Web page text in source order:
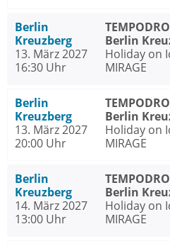
Berlin
Kreuzberg
13. März 2027
16:30 Uhr
Berlin
Holiday on
MIRAGE
Berlin
Kreuzberg
13. März 2027
20:00 Uhr
Berlin
Holiday on
MIRAGE
Berlin
Kreuzberg
14. März 2027
13:00 Uhr
Berlin
Holiday on
MIRAGE